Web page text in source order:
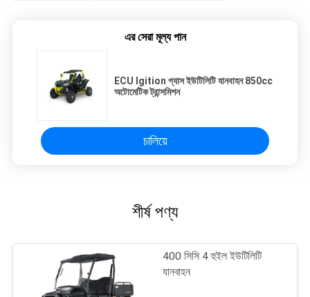
এর সেরা মূল্য পান
ECU Igition গ্যাস ইউটিলিটি যানবাহন 850cc
অটোমেটিক ট্রান্সমিশন
চালিয়ে
শীর্ষ পণ্য
400 সিসি 4 হুইল ইউটিলিটি
যানবাহন